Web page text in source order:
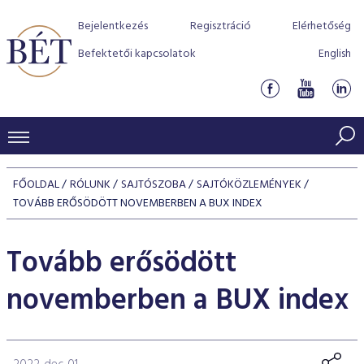
Bejelentkezés Regisztráció
Elérhetőség
Befektetői kapcsolatok
English
KERESKEDÉSI ADATOK
INDEXEK
Kötvényindexek
Jelzáloglevél indexek
Vállalati kötvény indexek
Kedvenc instrumentumok
Azonnali Piac
Részvények
Származékos piac
BEFEKTETŐK
Termékcsoportok
Indexek
Részvény szekció
Hitelpapír szekció
Szabályozás
BÉT szabályzatok
Befektetővédelem
Alkalmazott díjstruktúra
Elszámolás
KIBOCSÁTÓK
Részvény és vállalati kötvény tőzsdei bevezetését
program
BÉT Xtend - Részvénypiac egyszerűen
TŐZSDETAGOK
VENDOROK
FŐOLDAL RÓLUNK SAJTÓSZOBA SAJTÓKÖZLEMÉNYEK
TOVÁBB ERŐSÖDÖTT NOVEMBERBEN A BUX INDEX
Tovább erősödött
novemberben a BUX index